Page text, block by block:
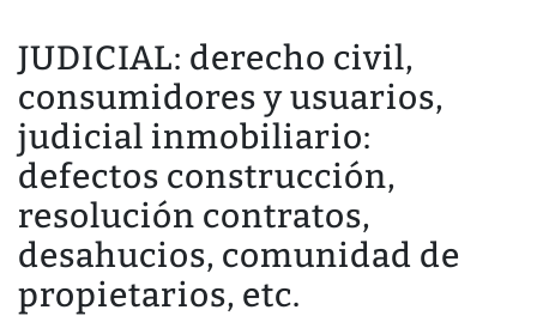
JUDICIAL: derecho civil,
consumidores y usuarios,
judicial inmobiliario:
defectos construcción,
resolución contratos,
desahucios, comunidad de
propietarios, etc.